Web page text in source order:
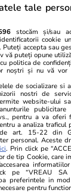
români
6 luni ale
județe
și 30 de
care își
în
tale
stocăm și/sau
cookie
Puteți accepta sau
vă puteți opune
politica de
noștri și nu vă vor
de socializare si
nostri de
website-ului
pentru a va oferi
a analiza traficul
art. 15-22 din
personal. Aceste
. Prin click pe
de tip Cookie, care
pe “VREAU SA
preferintele in
pentru